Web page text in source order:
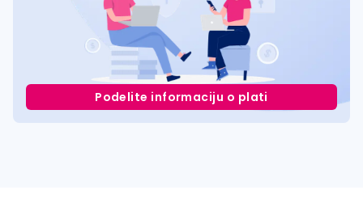
Podelite informaciju o plati